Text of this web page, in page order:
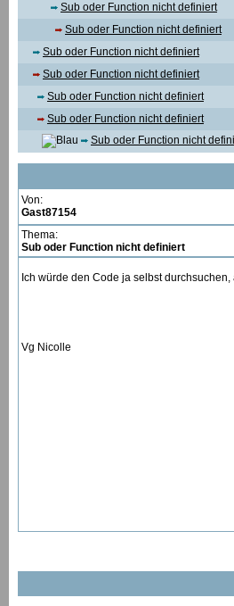
Sub oder Function nicht definiert
Sub oder Function nicht definiert
Sub oder Function nicht definiert
Sub oder Function nicht definiert
Sub oder Function nicht definiert
Sub oder Function nicht definiert
Sub oder Function nicht
Von:
Gast87154
Thema:
Sub oder Function nicht definiert
Ich würde den Code ja selbst
Vg Nicolle